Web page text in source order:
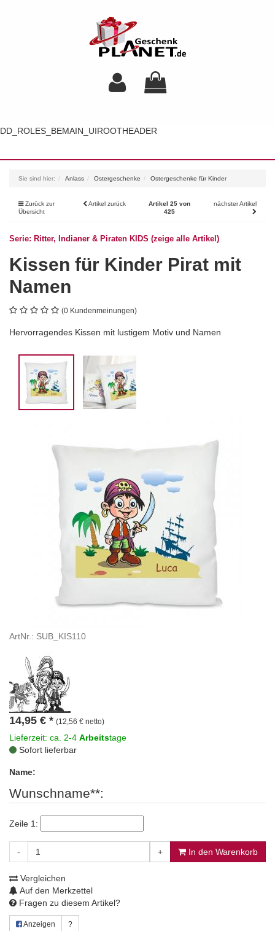
DD_ROLES_BEMAIN_UIROOTHEADER
Sie sind hier: Anlass Ostergeschenke Ostergeschenke für Kinder
Zurück zur
Übersicht
Artikel zurück
Artikel 25 von
425
nächster Artikel
Serie: Ritter, Indianer & Piraten KIDS (zeige alle Artikel)
Kissen für Kinder Pirat mit
Namen
(0 Kundenmeinungen)
Hervorragendes Kissen mit lustigem Motiv und Namen
ArtNr.: SUB_KIS110
14,95 € * (12,56 € netto)
Lieferzeit: ca. 2-4 Arbeitstage
Sofort lieferbar
Name:
Wunschname**:
Zeile 1:
- + In den Warenkorb
Vergleichen
Auf den Merkzettel
Fragen zu diesem Artikel?
Anzeigen ?